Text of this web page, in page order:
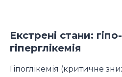
Екстрені стани:
гіперглікемія
Гіпоглікемія (критичне